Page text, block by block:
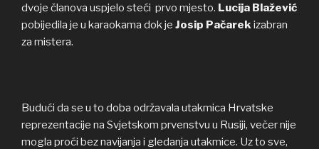
dvoje članova uspjelo steći prvo mjesto. Lucija Blažević
pobijedila je u karaokama dok je Josip Pačarekizabran
za mistera.
Budući da se u to doba održavala utakmica Hrvatske
reprezentacije na Svjetskom prvenstvu u Rusiji, večer nije
mogla proći bez navijanja i gledanja utakmice. Uz to sve,